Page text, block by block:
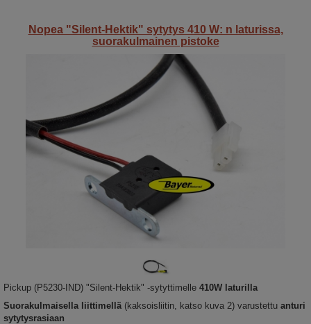
Nopea "Silent-Hektik" sytytys 410 W: n laturissa,
suorakulmainen pistoke
Pickup (P5230-IND) "Silent-Hektik" -sytyttimelle 410W laturilla
Suorakulmaisella liittimellä (kaksoisliitin, katso kuva 2) varustettu anturi
sytytysrasiaan